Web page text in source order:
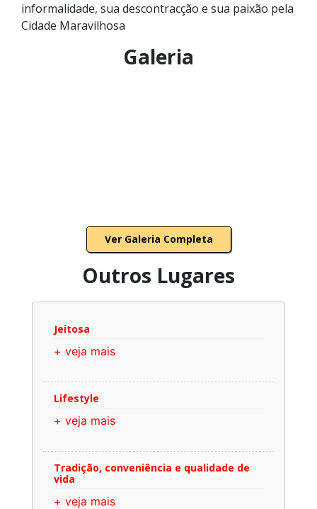
informalidade, sua descontracção e sua paixão pela
Cidade Maravilhosa
Galeria
Ver Galeria Completa
Outros Lugares
Jeitosa
+ veja mais
Lifestyle
+ veja mais
Tradição, conveniência e qualidade de
vida
+ veja mais